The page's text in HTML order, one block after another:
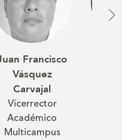
Francisco
Vásquez
Carvajal
Vicerrector
Académico
Multicampus